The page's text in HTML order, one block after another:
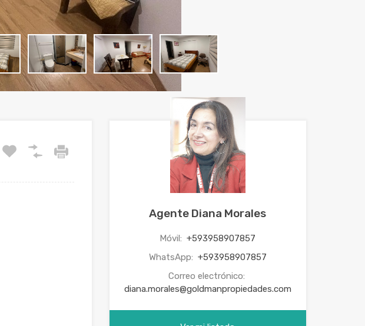
Agente Diana Morales
Móvil: +593958907857
WhatsApp: +593958907857
Correo electrónico:
diana.morales@goldmanpropiedades.com